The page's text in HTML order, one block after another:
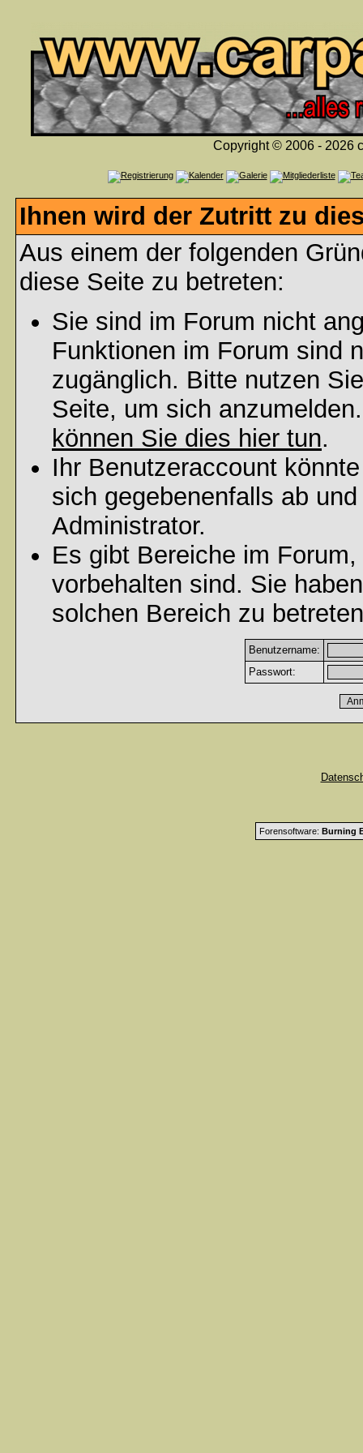
Copyright © 2006 - 2026
Ihnen wird der Zutritt zu
Aus einem der folgenden
diese Seite zu betreten:
Sie sind im Forum nicht
Funktionen im Forum sind
zugänglich. Bitte nutzen
Seite, um sich
können Sie dies hier tun.
Ihr Benutzeraccount
sich gegebenenfalls ab
Administrator.
Es gibt Bereiche im
vorbehalten sind. Sie
solchen Bereich zu
Benutzername:
Passwort:
Forensoftware: Burning